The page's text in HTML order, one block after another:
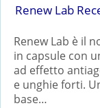
Renew Lab
Renew Lab è il
in capsule con
ad effetto
e unghie forti.
base…